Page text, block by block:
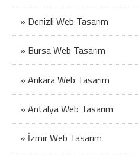
» Denizli Web Tasarım
» Bursa Web Tasarım
» Ankara Web Tasarım
» Antalya Web Tasarım
» İzmir Web Tasarım